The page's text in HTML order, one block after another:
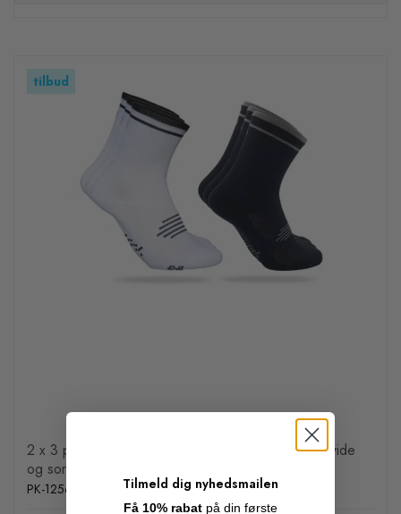
tilbud
2 x 3 par Ventoux Coolmax High Cut Bike Socks, hvide
og sorte
PK-1256 Tilmeld dig nyhedsmailen
Få 10% rabat på din første